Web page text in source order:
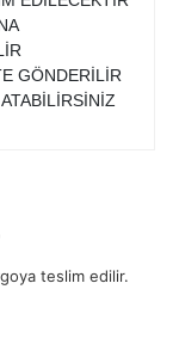
GÖNDERİLİR
teslim edilir.